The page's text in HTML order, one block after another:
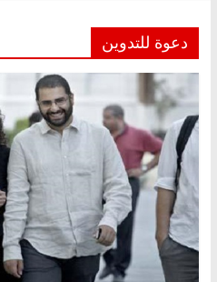
دعوة للتدوين